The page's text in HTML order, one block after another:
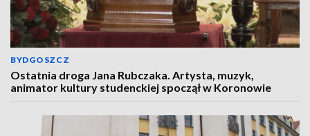
BYDGOSZCZ
Ostatnia droga Jana Rubczaka. Artysta, muzyk,
animator kultury studenckiej spoczął w Koronowie